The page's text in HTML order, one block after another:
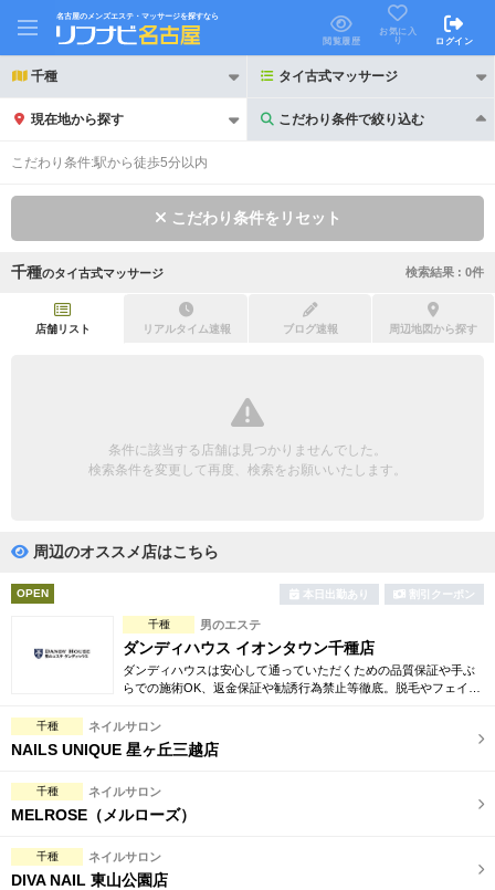
名古屋のメンズエステ・マッサージを探すなら
閲覧履歴
お気に入
り
ログイン
千種 タイ古式マッサージ
現在地から探す こだわり条件で絞り込む
こだわり条件で絞り込む
初回割引あり リピーター割引あり
団体様歓迎
ペアルームあり
フットバスあり 岩盤浴あり
専用駐車場あり
日本人スタッフのみ 女性スタッフのみ
スタッフ指名可
駅から徒歩5分以内
こだわり条件を変更
こだわり条件:駅から徒歩5分以内
こだわり条件をリセット
千種のタイ古式マッサージ 検索結果 : 0件
店舗リスト リアルタイム速報 ブログ速報 周辺地図から探す
条件に該当する店舗は見つかりませんでした。
検索条件を変更して再度、検索をお願いいたします。
周辺のオススメ店はこちら
OPEN 本日出勤あり 割引クーポン
千種 男のエステ
ダンディハウス イオンタウン千種店
ダンディハウスは安心して通っていただくための品質保証や手ぶ
らでの施術OK、返金保証や勧誘行為禁止等徹底。脱毛やフェイシ
意しております。
千種 ネイルサロン
NAILS UNIQUE 星ヶ丘三越店
千種 ネイルサロン
MELROSE（メルローズ）
千種 ネイルサロン
DIVA NAIL 東山公園店